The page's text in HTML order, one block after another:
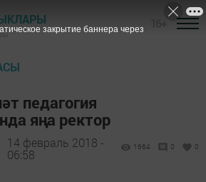
педагогия
яңа ректор
14 февраль 2018 -
06:58
1664 0 0
закрытие баннера через